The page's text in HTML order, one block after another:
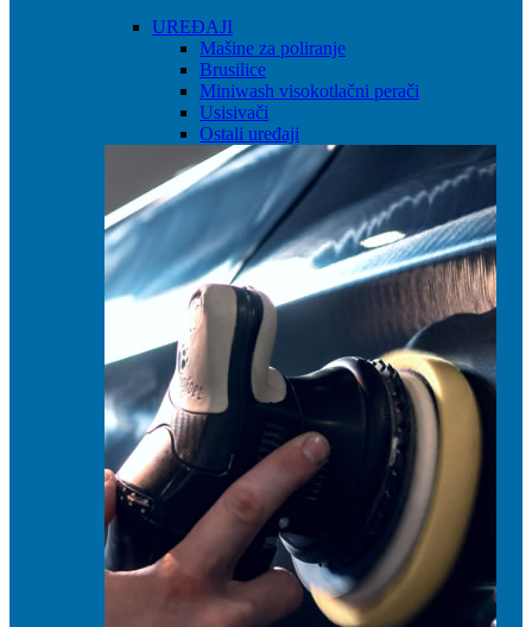
UREĐAJI
Mašine za poliranje
Brusilice
Miniwash visokotlačni perači
Usisivači
Ostali uređaji